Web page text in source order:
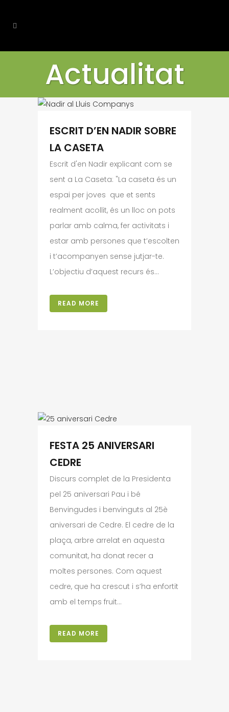
Actualitat
ESCRIT D’EN NADIR SOBRE
LA CASETA
Escrit d'en Nadir explicant com se
sent a La Caseta: "La caseta és un
espai per joves que et sents
realment acollit, és un lloc on pots
parlar amb calma, fer activitats i
estar amb persones que t’escolten
i t’acompanyen sense jutjar-te.
L’objectiu d’aquest recurs és...
READ MORE
FESTA 25 ANIVERSARI
CEDRE
Discurs complet de la Presidenta
pel 25 aniversari Pau i bé
Benvingudes i benvinguts al 25è
aniversari de Cedre. El cedre de la
plaça, arbre arrelat en aquesta
comunitat, ha donat recer a
moltes persones. Com aquest
cedre, que ha crescut i s’ha enfortit
amb el temps fruit...
READ MORE